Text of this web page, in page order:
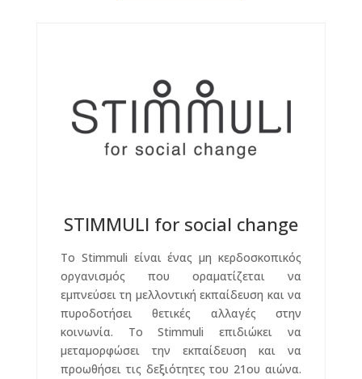
STIMMULI for social change
Το Stimmuli είναι ένας μη κερδοσκοπικός
οργανισμός που οραματίζεται να
εμπνεύσει τη μελλοντική εκπαίδευση και να
πυροδοτήσει θετικές αλλαγές στην
κοινωνία. Το Stimmuli επιδιώκει να
μεταμορφώσει την εκπαίδευση και να
προωθήσει τις δεξιότητες του 21ου αιώνα.